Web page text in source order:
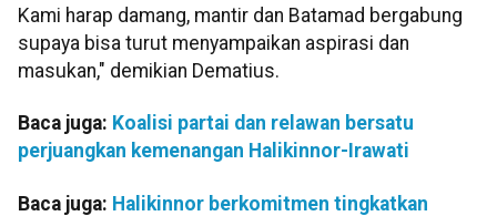
Kami harap damang, mantir dan Batamad bergabung
supaya bisa turut menyampaikan aspirasi dan
masukan," demikian Dematius.
Baca juga: Koalisi partai dan relawan bersatu
perjuangkan kemenangan Halikinnor-Irawati
Baca juga: Halikinnor berkomitmen tingkatkan